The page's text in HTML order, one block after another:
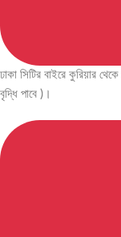
ঢাকা সিটির বাইরে কুরিয়ার থেকে
বৃদ্ধি পাবে )।